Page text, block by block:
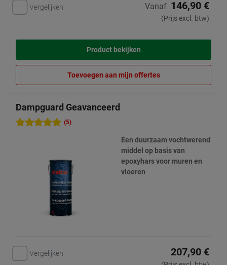
Vergelijken Vanaf 146,90 €
(Prijs excl. btw)
Product bekijken
Toevoegen aan mijn offertes
Dampguard Geavanceerd
(5)
Een duurzaam vochtwerend
middel op basis van
epoxyhars voor muren en
vloeren
Vergelijken 207,90 €